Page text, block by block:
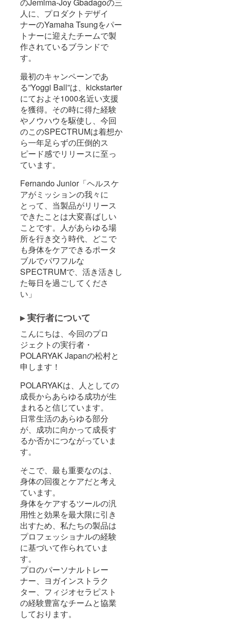
人に、プロダクトデザイ
ナーのYamaha Tsungをパー
トナーに迎えたチームで製
作されているブランドで
す。
最初のキャンペーンであ
る”Yoggi Ball”は、kickstarter
にておよそ1000名近い支援
を獲得。その時に得た経験
やノウハウを駆使し、今回
のこのSPECTRUMは着想か
ら一年足らずの圧倒的ス
ピード感でリリースに至っ
ています。
Fernando Junior「ヘルスケ
アがミッションの我々に
とって、当製品がリリース
できたことは大変喜ばしい
ことです。人があらゆる場
所を行き交う時代、どこで
も身体をケアできるポータ
ブルでパワフルな
SPECTRUMで、活き活きし
た毎日を過ごしてくださ
い」
▸ 実行者について
こんにちは、今回のプロ
ジェクトの実行者・
POLARYAK Japanの松村と
申します！
POLARYAKは、人としての
成長からあらゆる成功が生
まれると信じています。
日常生活のあらゆる部分
が、成功に向かって成長す
るか否かにつながっていま
す。
そこで、最も重要なのは、
身体の回復とケアだと考え
ています。
身体をケアするツールの汎
用性と効果を最大限に引き
出すため、私たちの製品は
プロフェッショナルの経験
に基づいて作られていま
す。
プロのパーソナルトレー
ナー、ヨガインストラク
ター、フィジオセラピスト
の経験豊富なチームと協業
しております。